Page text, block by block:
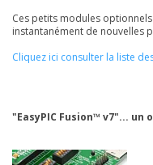
Ces petits modules
instantanément de nouvelles
Cliquez ici consulter la liste
"EasyPIC Fusion™ v7"...